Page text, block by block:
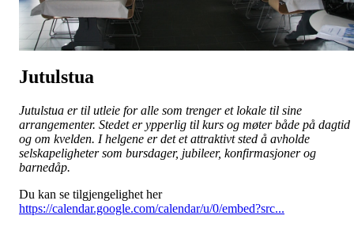
Jutulstua
Jutulstua er til utleie for alle som trenger et lokale til sine
arrangementer. Stedet er ypperlig til kurs og møter både på dagtid
og om kvelden. I helgene er det et attraktivt sted å avholde
selskapeligheter som bursdager, jubileer, konfirmasjoner og
barnedåp.
Du kan se tilgjengelighet her
https://calendar.google.com/calendar/u/0/embed?src...